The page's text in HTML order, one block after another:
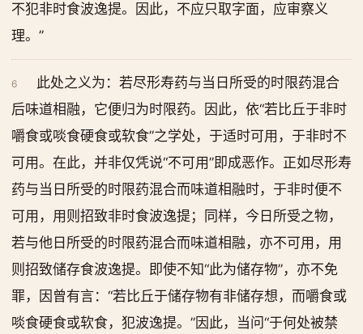
不犯非时食波逸提。因此，不应只取字面，应审察义
理。”
6
此处之义为：若尽形寿药与当日所受的时限药混合
后味道相融，它便归为时限药。因此，依“若比丘于非时
嚼食或啖食硬食或软食”之学处，于适时可用，于非时不
可用。在此，并非仅凭说“不可用”即成恶作。正如尽形寿
药与当日所受的时限药混合而味道相融时，于非时便不
可用，用则招致非时食波逸提；同样，今日所受之物，
若与他日所受的时限药混合而味道相融，亦不可用，用
则招致储存食波逸提。即使不知“此为储存物”，亦不免
罪，因曾有言：“若比丘于储存物有非储存想，而嚼食或
啖食硬食或软食，犯波逸提。”因此，当问“于何处被禁